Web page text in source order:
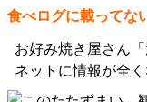
食べログに載ってな
お好み焼き屋さん
ネットに情報が全く